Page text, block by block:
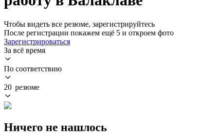
Чтобы видеть все резюме, зарегистрируйтесь
После регистрации покажем ещё 5 и откроем фото
Зарегистрироваться
За всё время
По соответствию
20 резюме
Ничего не нашлось